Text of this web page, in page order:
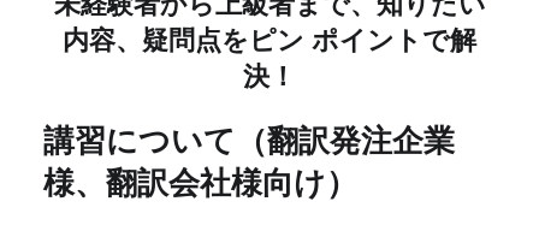
内容、疑問点をピン ポイントで解
決！
講習について（翻訳発注企業
様、翻訳会社様向け）